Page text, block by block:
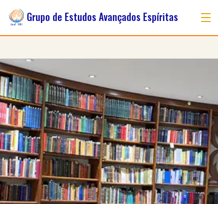
Grupo de Estudos Avançados Espíritas